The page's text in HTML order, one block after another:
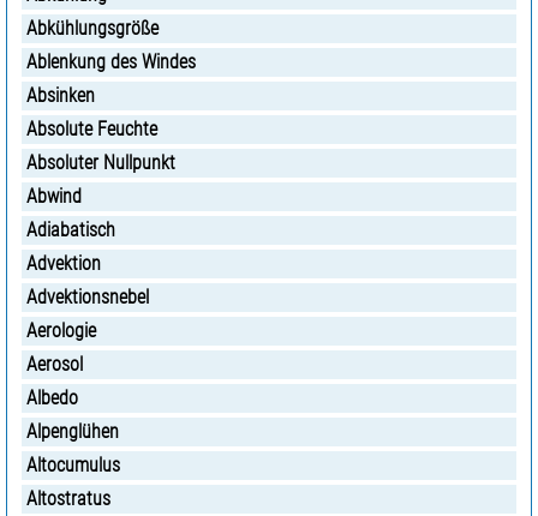
Abkühlungsgröße
Ablenkung des Windes
Absinken
Absolute Feuchte
Absoluter Nullpunkt
Abwind
Adiabatisch
Advektion
Advektionsnebel
Aerologie
Aerosol
Albedo
Alpenglühen
Altocumulus
Altostratus